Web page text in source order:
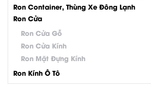
Ron Container, Thùng Xe Đông Lạnh
Ron Cửa
Ron Cửa Gỗ
Ron Cửa Kính
Ron Mặt Đựng Kính
Ron Kính Ô Tô